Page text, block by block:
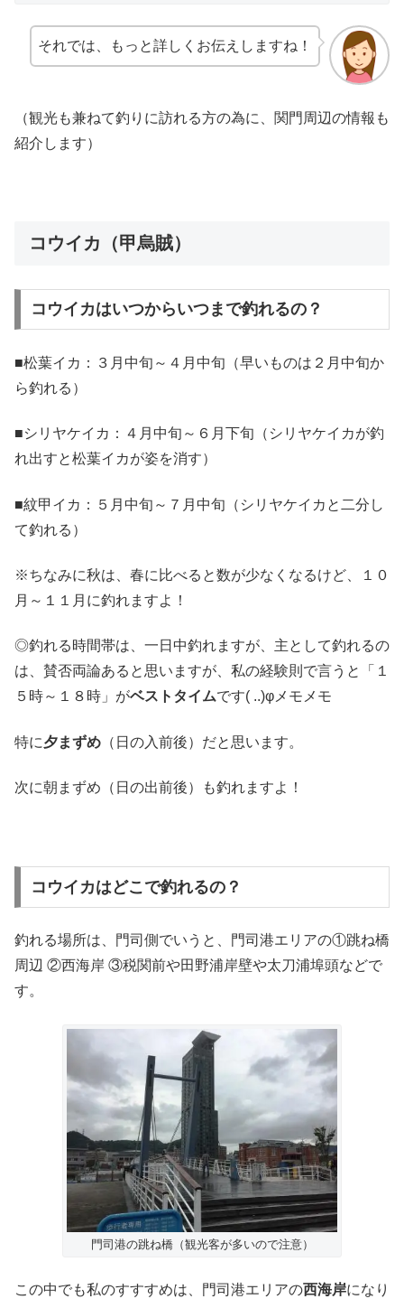
それでは、もっと詳しくお伝えしますね！
（観光も兼ねて釣りに訪れる方の為に、関門周辺の情報も
紹介します）
コウイカ（甲烏賊）
コウイカはいつからいつまで釣れるの？
■松葉イカ：３月中旬～４月中旬（早いものは２月中旬か
ら釣れる）
■シリヤケイカ：４月中旬～６月下旬（シリヤケイカが釣
れ出すと松葉イカが姿を消す）
■紋甲イカ：５月中旬～７月中旬（シリヤケイカと二分し
て釣れる）
※ちなみに秋は、春に比べると数が少なくなるけど、１０
月～１１月に釣れますよ！
◎釣れる時間帯は、一日中釣れますが、主として釣れるの
は、賛否両論あると思いますが、私の経験則で言うと「１
５時～１８時」がベストタイムです( ..)φメモメモ
特に夕まずめ （日の入前後）だと思います。
次に朝まずめ（日の出前後）も釣れますよ！
コウイカはどこで釣れるの？
釣れる場所は、門司側でいうと、門司港エリアの①跳ね橋
周辺 ②西海岸 ③税関前や田野浦岸壁や太刀浦埠頭などで
す。
門司港の跳ね橋（観光客が多いので注意）
この中でも私のすすすめは、門司港エリアの西海岸になり